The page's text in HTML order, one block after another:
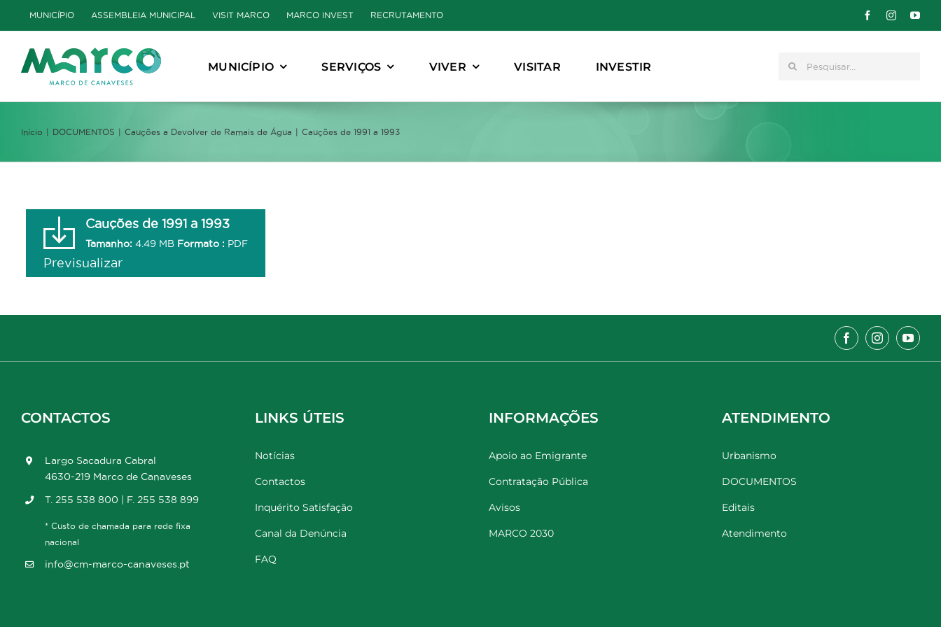
to
content
MUNICÍPIO ASSEMBLEIA MUNICIPAL VISIT MARCO MARCO INVEST RECRUTAMENTO
MUNICÍPIO SERVIÇOS VIVER VISITAR INVESTIR Pesquisar
Início DOCUMENTOS Cauções a Devolver de Ramais de Água Cauções de 1991 a 1993
Cauções de 1991 a 1993
Tamanho: 4.49 MB Formato : PDF
Previsualizar
CONTACTOS
Largo Sacadura Cabral
4630-219 Marco de Canaveses
T. 255 538 800 | F. 255 538 899
* Custo de chamada para rede fixa
nacional
info@cm-marco-canaveses.pt
LINKS ÚTEIS
Notícias
Contactos
Inquérito Satisfação
Canal da Denúncia
FAQ
INFORMAÇÕES
Apoio ao Emigrante
Contratação Pública
Avisos
MARCO 2030
ATENDIMENTO
Urbanismo
DOCUMENTOS
Editais
Atendimento